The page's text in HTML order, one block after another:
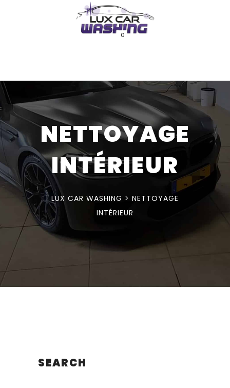
0
NETTOYAGE
INTÉRIEUR
LUX CAR WASHING > NETTOYAGE
INTÉRIEUR
SEARCH